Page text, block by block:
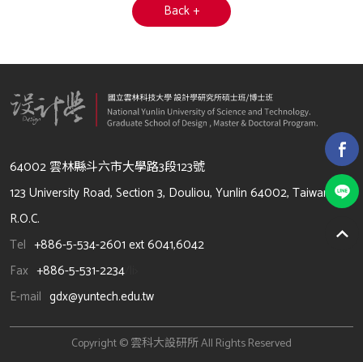
Back +
64002 雲林縣斗六市大學路3段123號
123 University Road, Section 3, Douliou, Yunlin 64002, Taiwan,
R.O.C.
Tel +886-5-534-2601 ext 6041,6042
Fax +886-5-531-2234
E-mail gdx@yuntech.edu.tw
Copyright © 雲科大設研所 All Rights Reserved